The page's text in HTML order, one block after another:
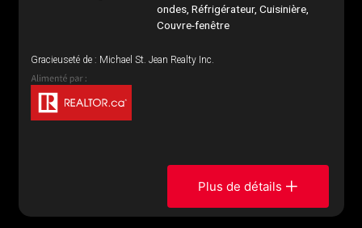
ondes, Réfrigérateur, Cuisinière,
Couvre-fenêtre
Gracieuseté de : Michael St. Jean Realty Inc.
Plus de détails